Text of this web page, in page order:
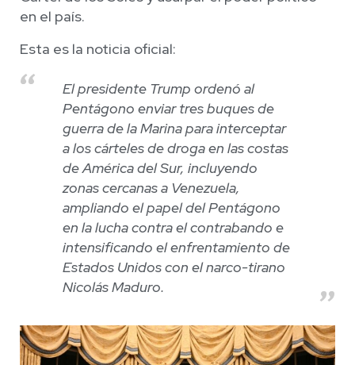
en el país.
Esta es la noticia oficial:
El presidente Trump ordenó al
Pentágono enviar tres buques de
guerra de la Marina para interceptar
a los cárteles de droga en las costas
de América del Sur, incluyendo
zonas cercanas a Venezuela,
ampliando el papel del Pentágono
en la lucha contra el contrabando e
intensificando el enfrentamiento de
Estados Unidos con el narco-tirano
Nicolás Maduro.